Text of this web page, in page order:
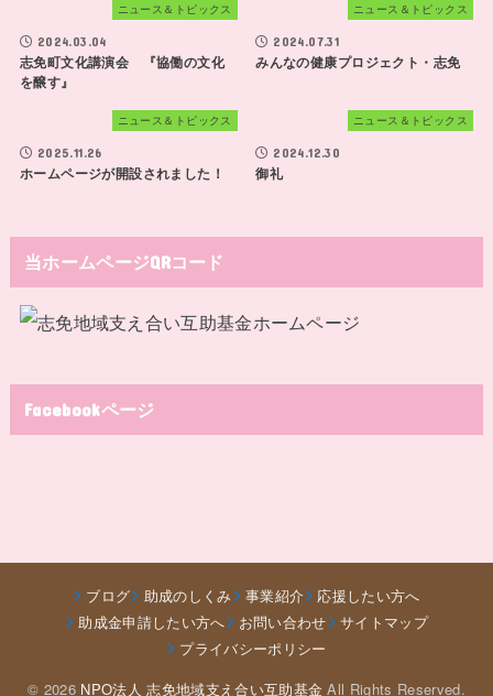
ニュース＆トピックス
2024.03.04
志免町文化講演会 『協働の文化
を醸す』
ニュース＆トピックス
2024.07.31
みんなの健康プロジェクト・志免
ニュース＆トピックス
2025.11.26
ホームページが開設されました！
ニュース＆トピックス
2024.12.30
御礼
当ホームページQRコード
Facebookページ
ブログ 助成のしくみ 事業紹介
応援したい方へ
助成金申請したい方へ
お問い合わせ
サイトマップ
プライバシーポリシー
© 2026 NPO法人 志免地域支え合い互助基金 All Rights Reserved.